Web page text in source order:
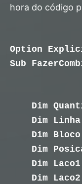
hora do código
Option
Sub
Dim
Dim Linha
Dim Bloco
Dim
Dim Laco1
Dim Laco2